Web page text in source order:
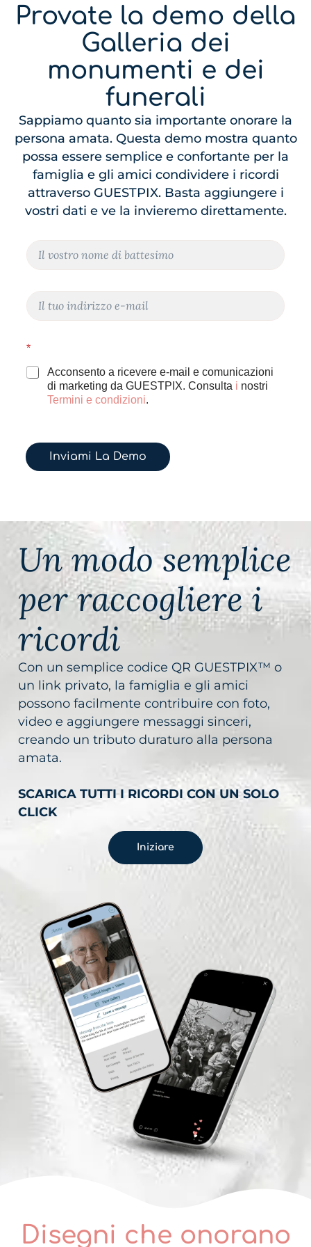
Provate la demo della
Galleria dei
monumenti e dei
funerali
Sappiamo quanto sia importante onorare la
persona amata. Questa demo mostra quanto
possa essere semplice e confortante per la
famiglia e gli amici condividere i ricordi
attraverso GUESTPIX. Basta aggiungere i
vostri dati e ve la invieremo direttamente.
N
o
m
E
m
lo
m
e
l
*
Acconsento a ricevere e-mail e comunicazioni
di marketing da GUESTPIX. Consulta i nostri
Termini e condizioni.
Inviami La Demo
Un modo semplice
per raccogliere i
ricordi
Con un semplice codice QR GUESTPIX™ o
un link privato, la famiglia e gli amici
possono facilmente contribuire con foto,
video e aggiungere messaggi sinceri,
creando un tributo duraturo alla persona
amata.
SCARICA TUTTI I RICORDI CON UN SOLO
CLICK
Iniziare
Disegni che onorano